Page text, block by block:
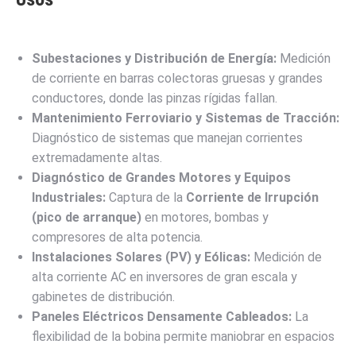
Subestaciones y Distribución de Energía: Medición
de corriente en barras colectoras gruesas y grandes
conductores, donde las pinzas rígidas fallan.
Mantenimiento Ferroviario y Sistemas de Tracción:
Diagnóstico de sistemas que manejan corrientes
extremadamente altas.
Diagnóstico de Grandes Motores y Equipos
Industriales: Captura de la Corriente de Irrupción
(pico de arranque) en motores, bombas y
compresores de alta potencia.
Instalaciones Solares (PV) y Eólicas: Medición de
alta corriente AC en inversores de gran escala y
gabinetes de distribución.
Paneles Eléctricos Densamente Cableados: La
flexibilidad de la bobina permite maniobrar en espacios